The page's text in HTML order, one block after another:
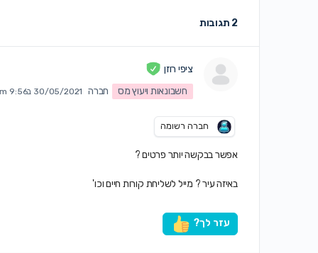
2 תגובות
ציפי רוזן
חשבונאות ויעוץ מס
חברה 30/05/2021 ב9:56 am
חברה רשומה
אפשר בבקשה יותר פרטים ?
באיזה עיר ? מייל לשליחת קורות חיים וכו'
עזר לך?